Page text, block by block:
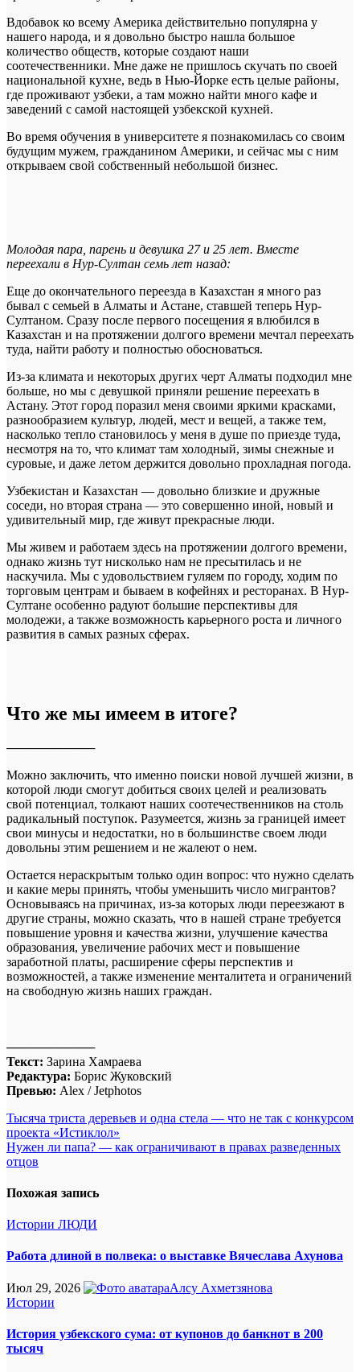
Вдобавок ко всему Америка действительно популярна у
нашего народа, и я довольно быстро нашла большое
количество обществ, которые создают наши
соотечественники. Мне даже не пришлось скучать по своей
национальной кухне, ведь в Нью-Йорке есть целые районы,
где проживают узбеки, а там можно найти много кафе и
заведений с самой настоящей узбекской кухней.
Во время обучения в университете я познакомилась со своим
будущим мужем, гражданином Америки, и сейчас мы с ним
открываем свой собственный небольшой бизнес.
Молодая пара, парень и девушка 27 и 25 лет. Вместе
переехали в Нур-Султан семь лет назад:
Еще до окончательного переезда в Казахстан я много раз
бывал с семьей в Алматы и Астане, ставшей теперь Нур-
Султаном. Сразу после первого посещения я влюбился в
Казахстан и на протяжении долгого времени мечтал переехать
туда, найти работу и полностью обосноваться.
Из-за климата и некоторых других черт Алматы подходил мне
больше, но мы с девушкой приняли решение переехать в
Астану. Этот город поразил меня своими яркими красками,
разнообразием культур, людей, мест и вещей, а также тем,
насколько тепло становилось у меня в душе по приезде туда,
несмотря на то, что климат там холодный, зимы снежные и
суровые, и даже летом держится довольно прохладная погода.
Узбекистан и Казахстан — довольно близкие и дружные
соседи, но вторая страна — это совершенно иной, новый и
удивительный мир, где живут прекрасные люди.
Мы живем и работаем здесь на протяжении долгого времени,
однако жизнь тут нисколько нам не пресытилась и не
наскучила. Мы с удовольствием гуляем по городу, ходим по
торговым центрам и бываем в кофейнях и ресторанах. В Нур-
Султане особенно радуют большие перспективы для
молодежи, а также возможность карьерного роста и личного
развития в самых разных сферах.
Что же мы имеем в итоге?
──────────
Можно заключить, что именно поиски новой лучшей жизни, в
которой люди смогут добиться своих целей и реализовать
свой потенциал, толкают наших соотечественников на столь
радикальный поступок. Разумеется, жизнь за границей имеет
свои минусы и недостатки, но в большинстве своем люди
довольны этим решением и не жалеют о нем.
Остается нераскрытым только один вопрос: что нужно сделать
и какие меры принять, чтобы уменьшить число мигрантов?
Основываясь на причинах, из-за которых люди переезжают в
другие страны, можно сказать, что в нашей стране требуется
повышение уровня и качества жизни, улучшение качества
образования, увеличение рабочих мест и повышение
заработной платы, расширение сферы перспектив и
возможностей, а также изменение менталитета и ограничений
на свободную жизнь наших граждан.
──────────
Текст: Зарина Хамраева
Редактура: Борис Жуковский
Превью: Alex / Jetphotos
Навигация
по
записям
Тысяча триста деревьев и одна стела — что не так с конкурсом
проекта «Истиклол»
Нужен ли папа? — как ограничивают в правах разведенных
отцов
Похожая запись
Истории ЛЮДИ
Работа длиной в полвека: о выставке Вячеслава Ахунова
Июл 29, 2026
Алсу Ахметзянова
Истории
История узбекского сума: от купонов до банкнот в 200
тысяч